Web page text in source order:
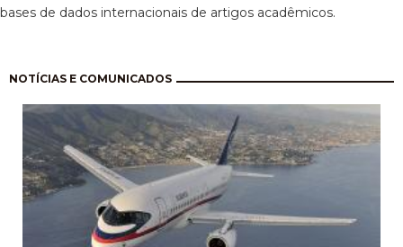
bases de dados internacionais de artigos acadêmicos.
NOTÍCIAS E COMUNICADOS
Paginación